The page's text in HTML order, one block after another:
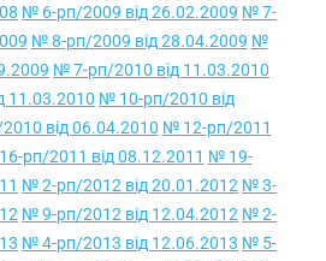
№ 6-рп/2009 від 26.02.2009 № 7-
№ 8-рп/2009 від 28.04.2009 №
№ 7-рп/2010 від 11.03.2010
11.03.2010 № 10-рп/2010 від
від 06.04.2010 № 12-рп/2011
рп/2011 від 08.12.2011 № 19-
№ 2-рп/2012 від 20.01.2012 № 3-
№ 9-рп/2012 від 12.04.2012 № 2-
№ 4-рп/2013 від 12.06.2013 № 5-